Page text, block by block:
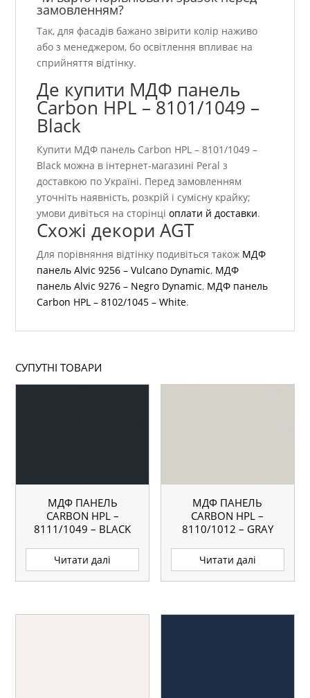
замовленням?
Так, для фасадів бажано звірити колір наживо
або з менеджером, бо освітлення впливає на
сприйняття відтінку.
Де купити МДФ панель
Carbon HPL – 8101/1049 –
Black
Купити МДФ панель Carbon HPL – 8101/1049 –
Black можна в інтернет-магазині Peral з
доставкою по Україні. Перед замовленням
уточніть наявність, розкрій і сумісну крайку;
умови дивіться на сторінціоплати й доставки.
Схожі декори AGT
Для порівняння відтінку подивіться також МДФ
панель Alvic 9256 – Vulcano Dynamic, МДФ
панель Alvic 9276 – Negro Dynamic, МДФ панель
Carbon HPL – 8102/1045 – White.
СУПУТНІ ТОВАРИ
МДФ ПАНЕЛЬ
CARBON HPL –
8111/1049 – BLACK
Читати далі
МДФ ПАНЕЛЬ
CARBON HPL –
8110/1012 – GRAY
Читати далі